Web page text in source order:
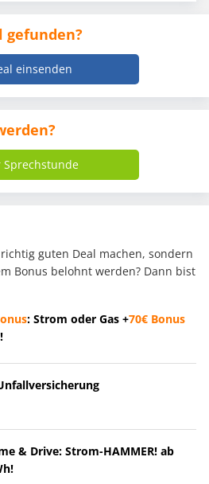
gefunden?
einsenden
Sprechstunde
guten Deal machen, sondern
Bonus belohnt werden? Dann bist
: Strom oder Gas +70€ Bonus
& Drive: Strom-HAMMER! ab